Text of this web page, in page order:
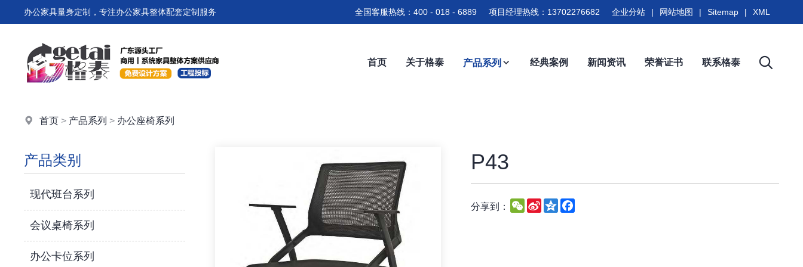
办公家具量身定制，专注办公家具整体配套定制服务
首页 关于格泰 产品系列 经典案例 新闻资讯 荣誉证书 联系格泰
全国客服热线：400 - 018 - 6889 项目经理热线：13702276682 企业分站 | 网站地图 | Sitemap | XML
首页 > 产品系列 > 办公座椅系列
产品类别
现代班台系列
会议桌椅系列
办公卡位系列
P43
分享到： WeChat
Sina
Weibo
QzoneFacebook